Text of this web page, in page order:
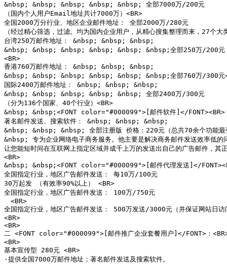
&nbsp; &nbsp; &nbsp; &nbsp; &nbsp; 全部7000万/200元
（国内个人用户Email地址共计7000万）<BR>
全国2000万分行业、地区企业邮件地址： 全部2000万/280元
（经过精心筛选，过滤。均为国内企业用户，从精心搜集整理而来，27个
台湾250万邮件地址： &nbsp; &nbsp; &nbsp;
&nbsp; &nbsp; &nbsp; &nbsp; &nbsp; &nbsp;全部250万/200元
<BR>
香港760万邮件地址： &nbsp; &nbsp; &nbsp;
&nbsp; &nbsp; &nbsp; &nbsp; &nbsp; &nbsp;全部760万/300元
国际2400万邮件地址： &nbsp; &nbsp; &nbsp;
&nbsp; &nbsp; &nbsp; &nbsp; &nbsp; 全部2400万/300元
（分为136个国家、40个行业）<BR>
&nbsp; &nbsp;<FONT color="#000099">[邮件软件]</FONT><BR>
著名邮件发送、搜索软件： &nbsp; &nbsp; &nbsp;
&nbsp; &nbsp; &nbsp; 全部注册版 价格：220元（总共70余个功能最
&nbsp; 专为企业网络电子商务服务。他主要是解决商务邮件发送效率低
让您能短时间在互联网上指定区域并成千上万的发送出自己的广告邮件，其
<BR>
&nbsp; &nbsp;<FONT color="#000099">[邮件代理发送]</
全国指定行业，地区广告邮件发送： 每10万/100元
30万起发 （有效率90%以上） <BR>
全国指定行业，地区广告邮件发送： 100万/750元
<BR>
全国指定行业，地区广告邮件发送： 500万发送/3000元（并保证网站日
<BR>
<BR>
二 <FONT color="#000099">[邮件推广企业套餐用户]</FONT>：
<BR>
基本宣传型 280元 <BR>
·提供全国7000万邮件地址；著名邮件发送及搜索软件。